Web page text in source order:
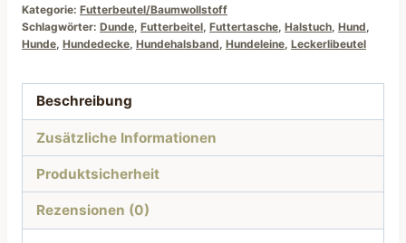
Kategorie: Futterbeutel/Baumwollstoff
Schlagwörter: Dunde, Futterbeitel, Futtertasche, Halstuch, Hund,
Hunde, Hundedecke, Hundehalsband, Hundeleine, Leckerlibeutel
Beschreibung
Zusätzliche Informationen
Produktsicherheit
Rezensionen (0)